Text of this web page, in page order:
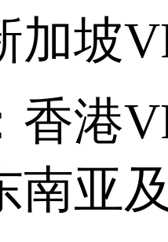
坡
南亚